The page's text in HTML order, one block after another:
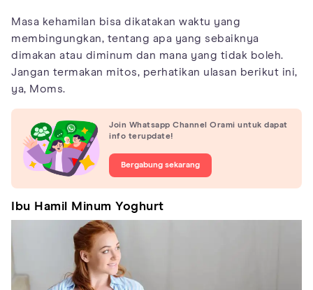
Masa kehamilan bisa dikatakan waktu yang
membingungkan, tentang apa yang sebaiknya
dimakan atau diminum dan mana yang tidak boleh.
Jangan termakan mitos, perhatikan ulasan berikut ini,
ya, Moms.
Join Whatsapp Channel Orami untuk dapat
info terupdate!
Bergabung sekarang
Ibu Hamil Minum Yoghurt